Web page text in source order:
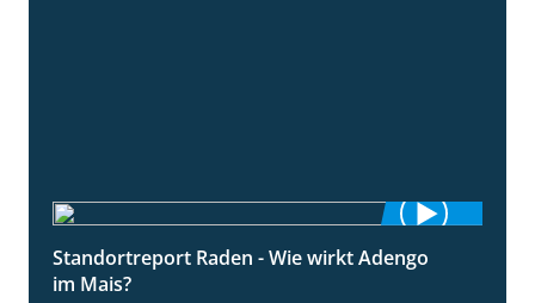
5:53
Standortreport Raden - Wie wirkt Adengo
im Mais?